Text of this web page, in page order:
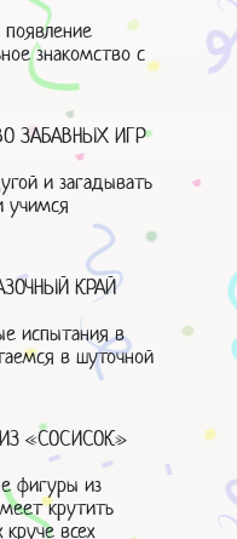
знакомство с
ЗАБАВНЫХ ИГР
и загадывать
учимся
КРАЙ
испытания в
в шуточной
«СОСИСОК»
фигуры из
крутить
всех